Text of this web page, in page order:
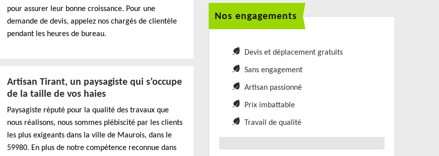
pour assurer leur bonne croissance. Pour une
demande de devis, appelez nos chargés de clientèle
pendant les heures de bureau.
Artisan Tirant, un paysagiste qui s’occupe
de la taille de vos haies
Paysagiste réputé pour la qualité des travaux que
nous réalisons, nous sommes plébiscité par les clients
les plus exigeants dans la ville de Maurois, dans le
59980. En plus de notre compétence reconnue dans
Nos engagements
Devis et déplacement gratuits
Sans engagement
Artisan passionné
Prix imbattable
Travail de qualité